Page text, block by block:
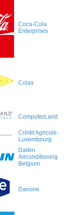
Coca-Cola
Enterprises
Colas
ComputerLand
Crédit Agricole
Luxembourg
Daikin
Airconditioning
Belgium
Danone